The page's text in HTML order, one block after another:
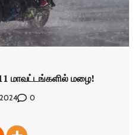
மாவட்டங்களில் மழை!
2024 0